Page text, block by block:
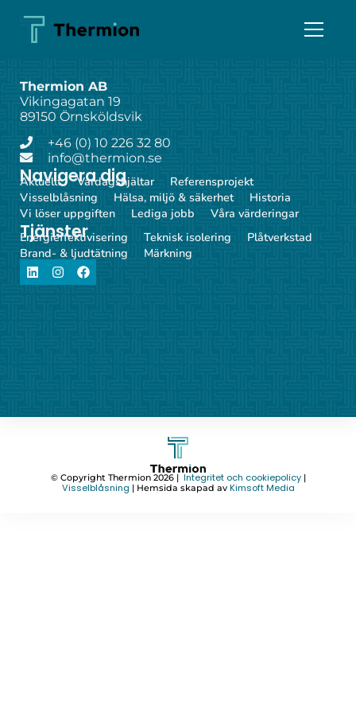
Thermion AB
Vikingagatan 19
89150 Örnsköldsvik
+46 (0) 10 226 32 80
info@thermion.se
Navigera dig
Aktuellt Vardagshjältar
Referensprojekt
Visselblåsning
Hälsa, miljö & säkerhet
Historia
Vi löser uppgiften
Lediga jobb Våra värderingar
Tjänster
Energieffektivisering Teknisk isolering
Plåtverkstad
Brand- & ljudtätning
Märkning
© Copyright Thermion 2026 | Integritet och cookiepolicy|
Visselblåsning | Hemsida skapad av Kimsoft Media